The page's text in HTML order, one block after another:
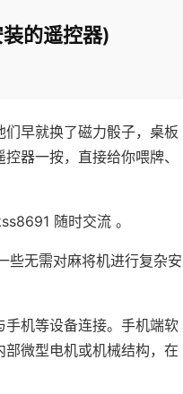
的遥控器)
早就换了磁力骰子，桌板
器一按，直接给你喂牌、
随时交流 。
些无需对麻将机进行复杂安
机等设备连接。手机端软
微型电机或机械结构，在